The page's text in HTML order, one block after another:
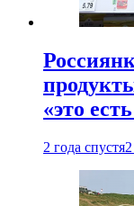
«это
2 года спустя